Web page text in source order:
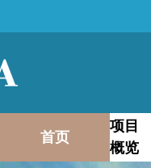
首页
项目
概览